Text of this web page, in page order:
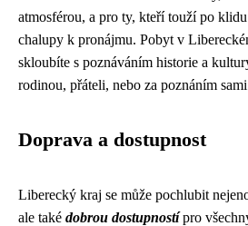
atmosférou, a pro ty, kteří touží po
chalupy k pronájmu. Pobyt v
skloubíte s poznáváním historie a
rodinou, přáteli, nebo za poznáním
Doprava a dostupnost
Liberecký kraj se může pochlubit
ale také dobrou dostupnostípro